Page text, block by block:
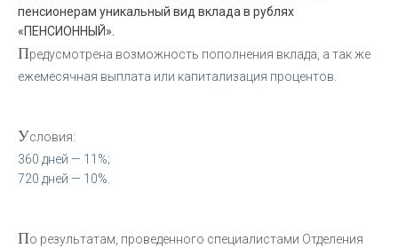
пенсионерам уникальный вид вклада в рублях
«ПЕНСИОННЫЙ».
Предусмотрена возможность пополнения вклада, а так же
ежемесячная выплата или капитализация процентов.
Условия:
360 дней — 11%;
720 дней — 10%.
По результатам, проведенного специалистами Отделения